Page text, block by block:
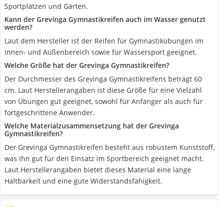
Sportplätzen und Gärten.
Kann der Grevinga Gymnastikreifen auch im Wasser genutzt
werden?
Laut dem Hersteller ist der Reifen für Gymnastikübungen im
Innen- und Außenbereich sowie für Wassersport geeignet.
Welche Größe hat der Grevinga Gymnastikreifen?
Der Durchmesser des Grevinga Gymnastikreifens beträgt 60
cm. Laut Herstellerangaben ist diese Größe für eine Vielzahl
von Übungen gut geeignet, sowohl für Anfänger als auch für
fortgeschrittene Anwender.
Welche Materialzusammensetzung hat der Grevinga
Gymnastikreifen?
Der Grevinga Gymnastikreifen besteht aus robustem Kunststoff,
was ihn gut für den Einsatz im Sportbereich geeignet macht.
Laut Herstellerangaben bietet dieses Material eine lange
Haltbarkeit und eine gute Widerstandsfähigkeit.